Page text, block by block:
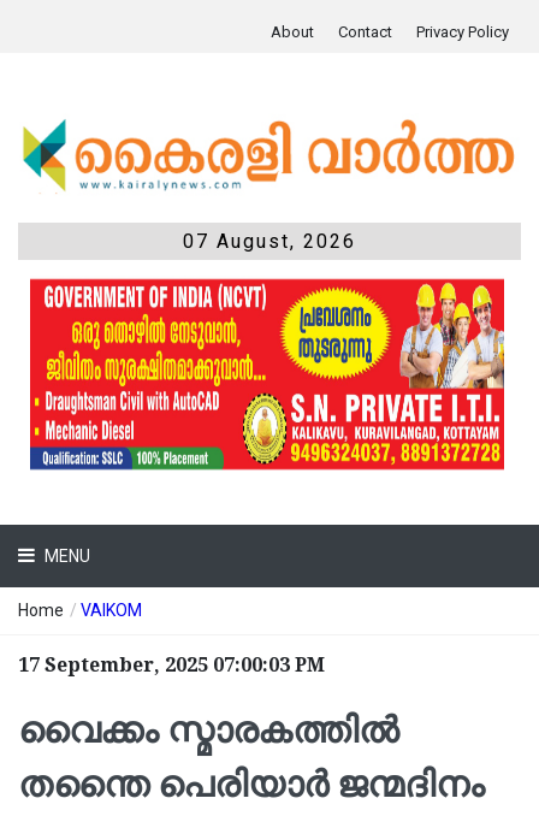
About Contact Privacy Policy
07 August, 2026
MENU
Home / VAIKOM
17 September, 2025 07:00:03 PM
വൈക്കം സ്മാരകത്തിൽ
തന്തൈ പെരിയാർ ജന്മദിനം